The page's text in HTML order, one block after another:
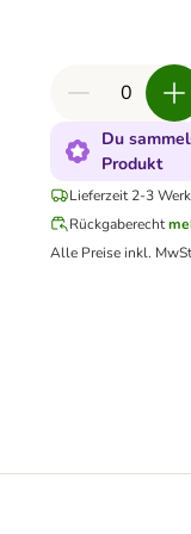
Du
Produkt
Lieferzeit 2-3
Rückgaberecht
Alle Preise inkl.